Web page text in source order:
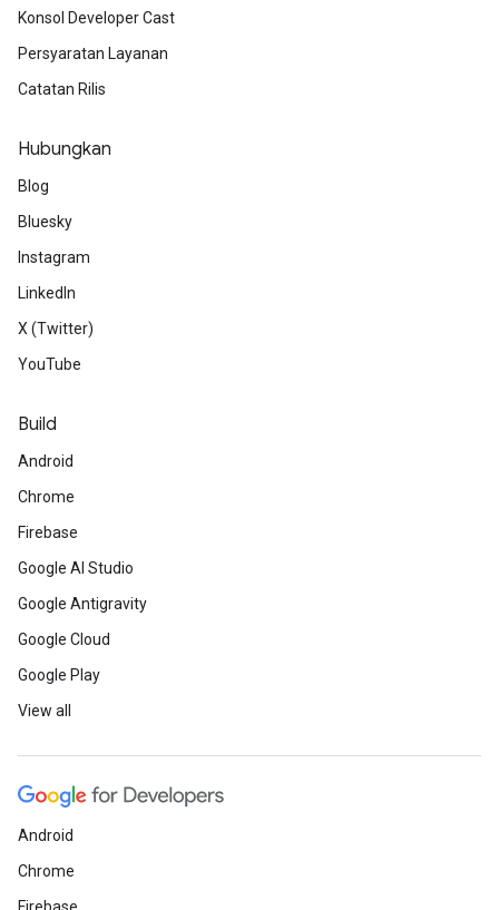
Konsol Developer Cast
Persyaratan Layanan
Catatan Rilis
Hubungkan
Blog
Bluesky
Instagram
LinkedIn
X (Twitter)
YouTube
Build
Android
Chrome
Firebase
Google AI Studio
Google Antigravity
Google Cloud
Google Play
View all
Android
Chrome